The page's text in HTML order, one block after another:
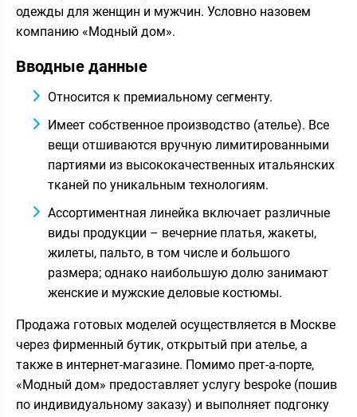
одежды для женщин и мужчин. Условно назовем
компанию «Модный дом».
Вводные данные
Относится к премиальному сегменту.
Имеет собственное производство (ателье). Все
вещи отшиваются вручную лимитированными
партиями из высококачественных итальянских
тканей по уникальным технологиям.
Ассортиментная линейка включает различные
виды продукции – вечерние платья, жакеты,
жилеты, пальто, в том числе и большого
размера; однако наибольшую долю занимают
женские и мужские деловые костюмы.
Продажа готовых моделей осуществляется в Москве
через фирменный бутик, открытый при ателье, а
также в интернет-магазине. Помимо прет-а-порте,
«Модный дом» предоставляет услугу bespoke (пошив
по индивидуальному заказу) и выполняет подгонку